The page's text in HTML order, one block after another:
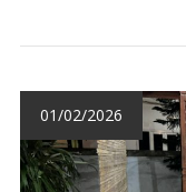
01/02/2026